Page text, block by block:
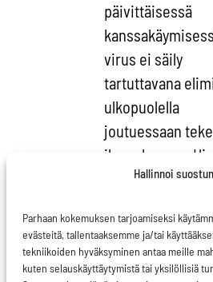
Hallinnoi
Parhaan kokemuksen tarjoamiseksi
evästeitä, tallentaaksemme ja/tai
tekniikoiden hyväksyminen antaa meille
kuten selauskäyttäytymistä tai yksilöllisiä
päivittäisessä
virus ei säily
tartuttavana
ulkopuolella
joutuessaan
ilman kanssa.
tartu esimerkiksi
hyttysten tai
eläinten